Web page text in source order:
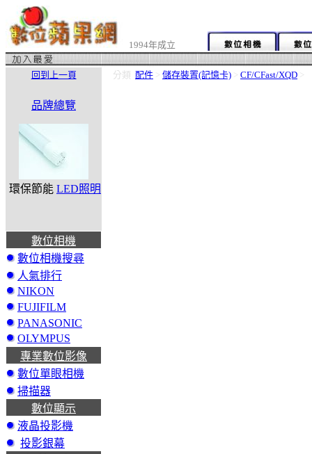
1994年成立
回到上一頁 分類 配件 儲存裝置(記憶卡) CF/CFast/XQD
品牌總覽
環保節能 LED照明
數位相機
數位相機搜尋
人氣排行
NIKON
FUJIFILM
PANASONIC
OLYMPUS
專業數位影像
數位單眼相機
掃描器
數位顯示
液晶投影機
投影銀幕